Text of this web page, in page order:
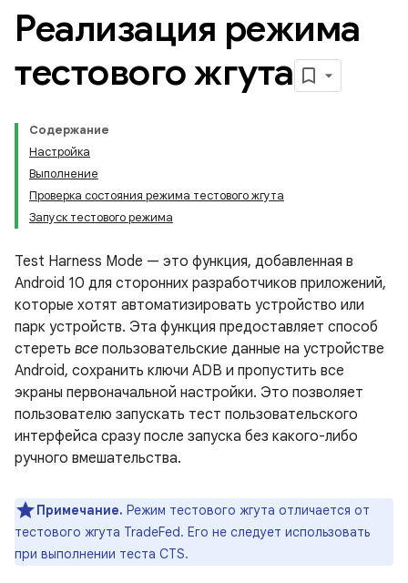
Реализация режима
тестового жгута
Содержание
Настройка
Выполнение
Проверка состояния режима тестового жгута
Запуск тестового режима
Test Harness Mode — это функция, добавленная в
Android 10 для сторонних разработчиков приложений,
которые хотят автоматизировать устройство или
парк устройств. Эта функция предоставляет способ
стереть все пользовательские данные на устройстве
Android, сохранить ключи ADB и пропустить все
экраны первоначальной настройки. Это позволяет
пользователю запускать тест пользовательского
интерфейса сразу после запуска без какого-либо
ручного вмешательства.
Примечание. Режим тестового жгута отличается от
тестового жгута TradeFed. Его не следует использовать
при выполнении теста CTS.